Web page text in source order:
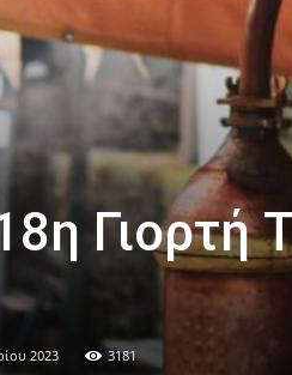
Γιορτή
2023 3181